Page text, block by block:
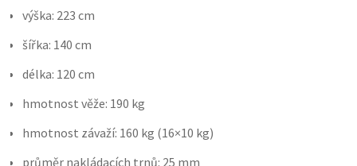
výška: 223 cm
šířka: 140 cm
délka: 120 cm
hmotnost věže: 190 kg
hmotnost závaží: 160 kg (16×10 kg)
průměr nakládacích trnů: 25 mm